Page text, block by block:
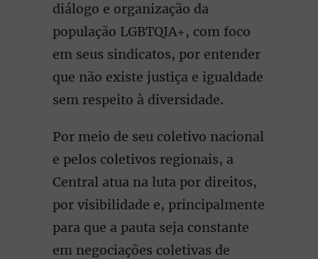
diálogo e organização da
população LGBTQIA+, com foco
em seus sindicatos, por entender
que não existe justiça e igualdade
sem respeito à diversidade.
Por meio de seu coletivo nacional
e pelos coletivos regionais, a
Central atua na luta por direitos,
por visibilidade e, principalmente
para que a pauta seja constante
em negociações coletivas de